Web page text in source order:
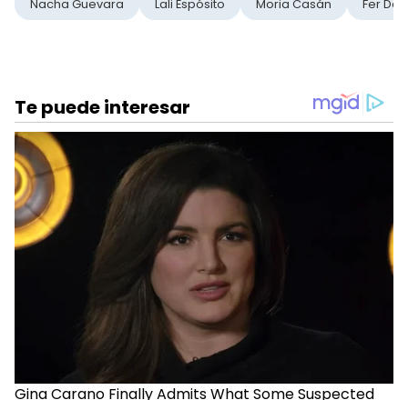
Nacha Guevara Lali Espósito Moria Casán Fer